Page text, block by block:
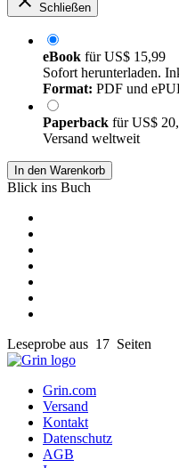
Schließen
eBook fürUS$ 15,99
Sofort herunterladen.
Format: PDF und
Paperback fürUS$
Versand weltweit
In den Warenkorb
Blick ins Buch
Leseprobe aus 17 Seiten
Grin.com
Versand
Kontakt
Datenschutz
AGB